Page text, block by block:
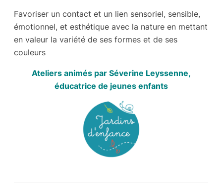
Favoriser un contact et un lien sensoriel, sensible,
émotionnel, et esthétique avec la nature en mettant
en valeur la variété de ses formes et de ses
couleurs
Ateliers animés par Séverine Leyssenne,
éducatrice de jeunes enfants